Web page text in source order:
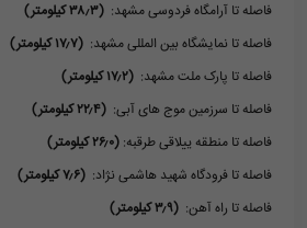
فاصله تا آرامگاه فردوسی مشهد: (۳۸٫۳ کیلومتر)
فاصله تا نمایشگاه بین المللی مشهد: (۱۷٫۷ کیلومتر)
فاصله تا پارک ملت مشهد: (۱۷٫۲ کیلومتر)
فاصله تا سرزمین موج های آبی: (۲۲٫۴ کیلومتر)
فاصله تا منطقه ییلاقی طرقبه: (۲۶٫۰ کیلومتر)
فاصله تا فرودگاه شهید هاشمی نژاد: (۷٫۶ کیلومتر)
فاصله تا راه آهن: (۳٫۹ کیلومتر)